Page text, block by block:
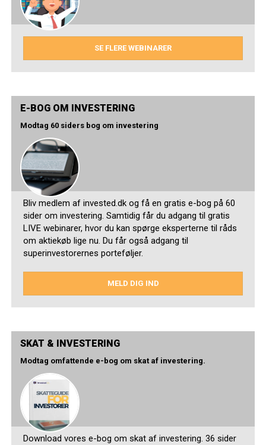
SE FLERE WEBINARER
E-BOG OM INVESTERING
Modtag 60 siders bog om investering
Bliv medlem af invested.dk og få en gratis e-bog på 60
sider om investering. Samtidig får du adgang til gratis
LIVE webinarer, hvor du kan spørge eksperterne til råds
om aktiekøb lige nu. Du får også adgang til
superinvestorernes porteføljer.
MELD DIG IND
SKAT & INVESTERING
Modtag omfattende e-bog om skat af investering.
Download vores e-bog om skat af investering. 36 sider